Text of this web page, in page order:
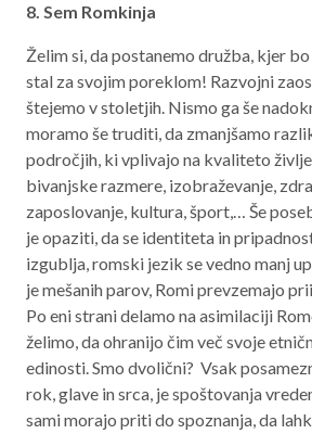
8. Sem Romkinja
Želim si, da postanemo družba, kjer
stal za svojim poreklom! Razvojni
štejemo v stoletjih. Nismo ga še
moramo še truditi, da zmanjšamo
področjih, ki vplivajo na kvaliteto
bivanjske razmere, izobraževanje,
zaposlovanje, kultura, šport,… Še
je opaziti, da se identiteta in
izgublja, romski jezik se vedno manj
je mešanih parov, Romi prevzemajo
Po eni strani delamo na asimilaciji
želimo, da ohranijo čim več svoje
edinosti. Smo dvolični? Vsak
rok, glave in srca, je spoštovanja
sami morajo priti do spoznanja, da